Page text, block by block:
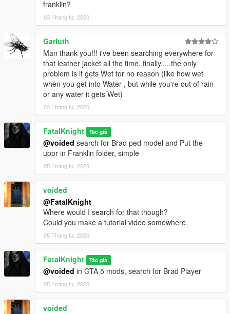
franklin?
03 Tháng tư, 2020
Garluth
Man thank you!!! i've been searching everywhere for
that leather jacket all the time, finally.....the only
problem is it gets Wet for no reason (like how wet
when you get into Water , but while you're out of rain
or any water it gets Wet)
03 Tháng tư, 2020
FatalKnight Tác giả
@voided search for Brad ped model and Put the
uppr in Franklin folder, simple
05 Tháng tư, 2020
voided
@FatalKnight
Where would I search for that though?
Could you make a tutorial video somewhere.
05 Tháng tư, 2020
FatalKnight Tác giả
@voided in GTA 5 mods, search for Brad Player
05 Tháng tư, 2020
voided